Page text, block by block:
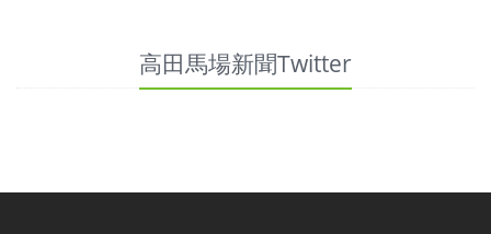
高田馬場新聞Twitter